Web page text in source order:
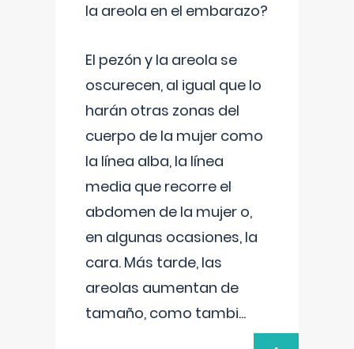
la areola en el embarazo?
El pezón y la areola se
oscurecen, al igual que lo
harán otras zonas del
cuerpo de la mujer como
la línea alba, la línea
media que recorre el
abdomen de la mujer o,
en algunas ocasiones, la
cara. Más tarde, las
areolas aumentan de
tamaño, como tambi...